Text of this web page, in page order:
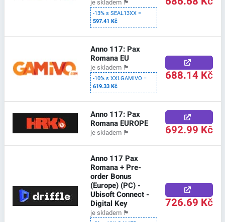
je skladem 🏴
-13% s SEAL13XX =
597.41 Kč
Anno 117: Pax
Romana EU
je skladem 🏴
-10% s XXLGAMIVO =
619.33 Kč
688.14 Kč
Anno 117: Pax
Romana EUROPE
je skladem 🏴 692.99 Kč
Anno 117 Pax
Romana + Pre-
order Bonus
(Europe) (PC) -
Ubisoft Connect -
Digital Key
je skladem 🏴
726.69 Kč